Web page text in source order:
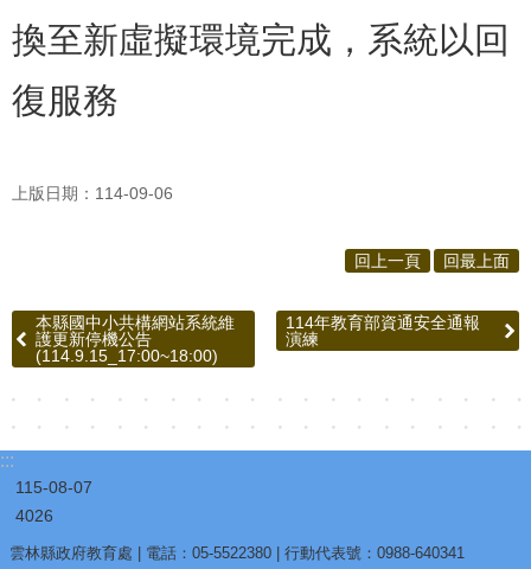
換至新虛擬環境完成，系統以回
復服務
上版日期：114-09-06
回上一頁 回最上面
本縣國中小共構網站系統維
護更新停機公告
(114.9.15_17:00~18:00)
114年教育部資通安全通報
演練
:::
115-08-07
4026
雲林縣政府教育處 | 電話：05-5522380 | 行動代表號：0988-640341